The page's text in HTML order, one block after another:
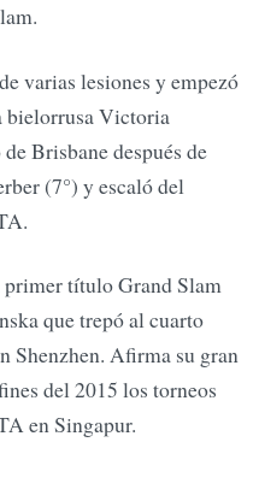
varias lesiones y empezó
bielorrusa Victoria
Brisbane después de
(7°) y escaló del
primer título Grand Slam
que trepó al cuarto
Shenzhen. Afirma su gran
del 2015 los torneos
en Singapur.